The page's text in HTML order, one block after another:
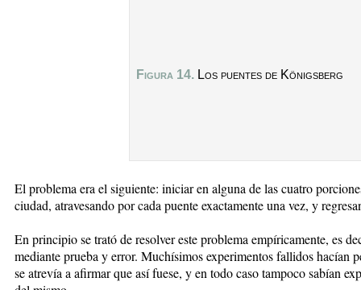
Figura 14. Los puentes de Königsberg
El problema era el siguiente: iniciar en alguna de las cuatro
ciudad, atravesando por cada puente exactamente una vez, y
En principio se trató de resolver este problema empíricamente, es
mediante prueba y error. Muchísimos experimentos fallidos hacían
se atrevía a afirmar que así fuese, y en todo caso tampoco sabían